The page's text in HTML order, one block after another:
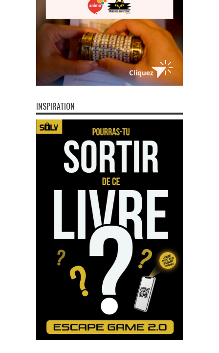
INSPIRATION